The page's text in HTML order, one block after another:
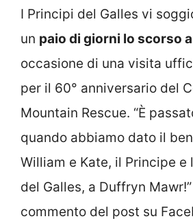
I Principi del Galles vi
un paio di giorni lo scorso
occasione di una visita
per il 60° anniversario del
Mountain Rescue. “È
quando abbiamo dato il
William e Kate, il Principe e
del Galles, a Duffryn
commento del post su